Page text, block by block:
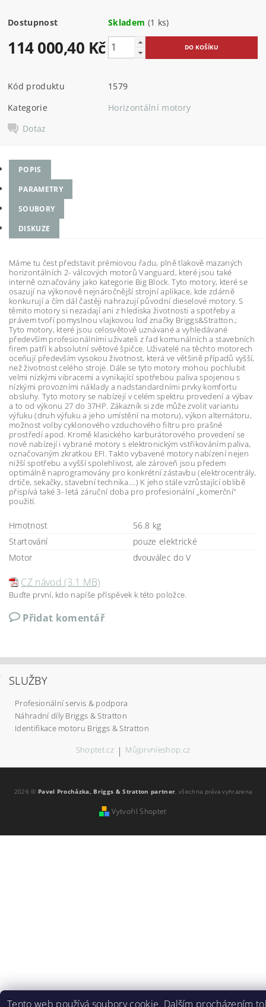
Dostupnost Skladem (1 ks)
114 000,40 Kč
Kód produktu
1579
Kategorie
Horizontální motory
Dotaz
POPIS
PARAMETRY
SOUBORY
DISKUZE
Máme tu čest představit prémiovou řadu, plně tlakově mazaných
horizontálních 2- válcových motorů Vanguard, které jsou také
interně označovány jako kategorie Big Block. Tyto motory, které se
osazují na výkonově nejnáročnější strojní aplikace, kde zdárně
konkurují a čím dál častěji nahrazují původní dieselové motory. S
těmito motory si nezadají ani z hlediska životnosti a spotřeby a
právem tvoří pomyslnou vlajkovou loď značky Briggs&Stratton.;
Tyto motory, které jsou celosvětově uznávané a vyhledávané
především profesionálními uživateli z řad komunálních a stavebních
firem patří k absolutní světové špičce. Uživatelé na těchto motorech
oceňují především vysokou životnost, která ve většině případů vyšší,
než životnost celého stroje. Dále se tyto motory mohou pochlubit
velmi nízkými vibracemi a vynikající spotřebou paliva spojenou s
nízkými provozními náklady a nadstandardními prvky komfortu
obsluhy. Tyto motory se nabízejí v celém spektru provedení a výbav
a to od výkonu 27 do 37HP. Zákazník si zde může zvolit variantu
výfuku (druh výfuku a jeho umístění na motoru), výkon alternátoru,
možnost volby cyklonového vzduchového filtru pro prašné
prostředí apod. Kromě klasického karburátorového provedení se
nově nabízejí i vybrané motory s elektronickým vstřikováním paliva,
označovaným zkratkou EFI. Takto vybavené motory nabízení nejen
nižší spotřebu a vyšší spolehlivost, ale zároveň jsou předem
optimálně naprogramovány pro konkrétní zástavbu (elektrocentrály,
drtiče, sekačky, stavební technika….) K jeho stále vzrůstající oblibě
přispívá také 3- letá záruční doba pro profesionální „komerční"
použití.
Hmotnost
56.8 kg
Startování
pouze elektrické
Motor
dvouválec do V
CZ návod (3.1 MB)
Buďte první, kdo napíše příspěvek k této položce.
Přidat komentář
SLUŽBY
Profesionální servis & podpora
Náhradní díly Briggs & Stratton
Identifikace motoru Briggs & Stratton
Shoptet.cz | Můjprvníeshop.cz
2026 © Pavel Procházka, Briggs & Stratton partner, všechna práva vyhrazena
Vytvořil Shoptet
Tento web používá soubory cookie. Dalším procházením